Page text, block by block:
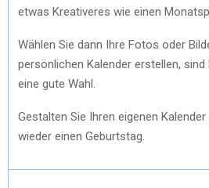
etwas Kreativeres wie einen
Wählen Sie dann Ihre Fotos oder
persönlichen Kalender erstellen,
eine gute Wahl.
Gestalten Sie Ihren eigenen
wieder einen Geburtstag.